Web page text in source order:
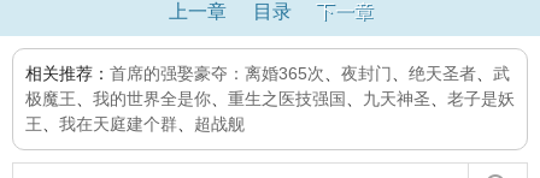
上一章 目录 下一章
相关推荐： 首席的强娶豪夺：离婚365次 夜封门 绝天圣者
武
极魔王
我的世界全是你 重生之医技强国 九天神圣
老子是妖
王
我在天庭建个群 超战舰